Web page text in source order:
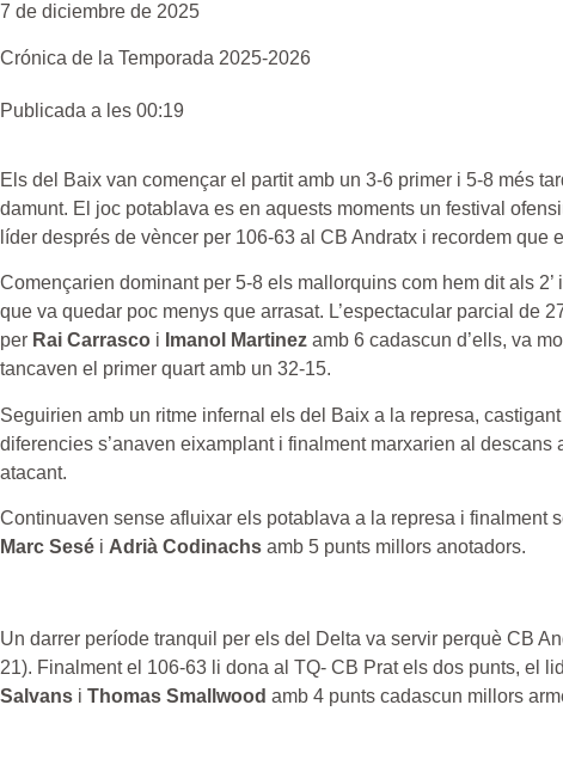
7 de diciembre de 2025
Crónica de la Temporada 2025-2026
Publicada a les 00:19
Els del Baix van començar el partit amb un 3-6 primer i 5-8 més
damunt. El joc potablava es en aquests moments un festival
líder després de vèncer per 106-63 al CB Andratx i recordem que
Començarien dominant per 5-8 els mallorquins com hem dit als
que va quedar poc menys que arrasat. L’espectacular parcial de
per Rai Carrasco i Imanol Martinez amb 6 cadascun d’ells, va
tancaven el primer quart amb un 32-15.
Seguirien amb un ritme infernal els del Baix a la represa,
diferencies s’anaven eixamplant i finalment marxarien al
atacant.
Continuaven sense afluixar els potablava a la represa i finalment
Marc Sesé i Adrià Codinachs amb 5 punts millors anotadors.
Un darrer període tranquil per els del Delta va servir perquè CB
21). Finalment el 106-63 li dona al TQ- CB Prat els dos punts, el
Salvans i Thomas Smallwood amb 4 punts cadascun millors